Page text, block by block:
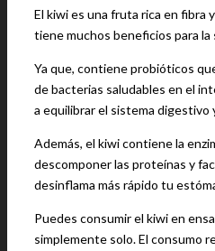
El kiwi es una fruta rica en fibra
tiene muchos beneficios para
Ya que, contiene probióticos
de bacterias saludables en el
a equilibrar el sistema digestivo
Además, el kiwi contiene la
descomponer las proteínas y
desinflama más rápido tu
Puedes consumir el kiwi en
simplemente solo. El consumo